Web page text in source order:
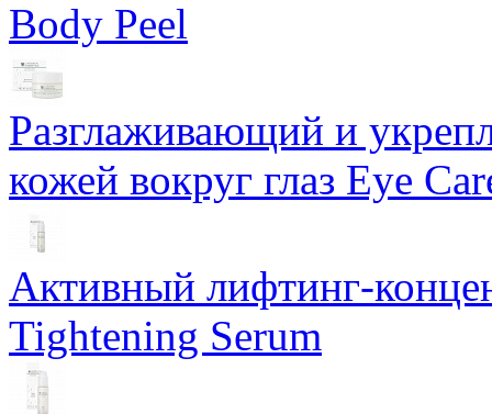
Body Peel
Разглаживающий и
кожей вокруг глаз Eye
Активный лифтинг-
Tightening Serum